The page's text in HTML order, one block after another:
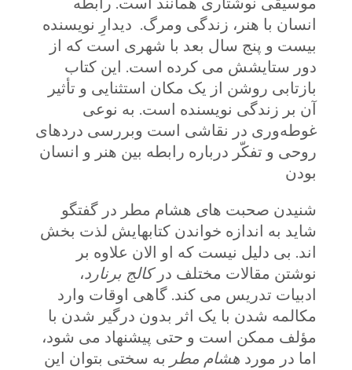
انسان با هنر، زندگی ومرگ. دیدارِ نویسنده
بیست و پنج سال بعد با شهری است که از
دور ستایشش می کرده است. این کتاب
بازتابی روشن از یک مکان استثنایی و تأثیر
آن بر زندگی نویسنده است. به نوعی
غوطه‌وری در نقاشی است وبررسی دردهای
روحی و تفکّر درباره رابطه بین هنر و انسان
بودن
شنیدن صحبت های هشام مطر در گفتگو
شاید به اندازه خواندن کتابهایش لذت بخش
اند. بی دلیل نیست که او الان علاوه بر
نوشتن مقالات مختلف در کالج برنارد،
ادبیات تدریس می کند. گاهی اوقات وارد
مکالمه شدن با یک اثر بدون درگیر شدن با
مؤلف ممکن است و حتی پیشنهاد می شود،
اما در مورد هشام مطر به سختی بتوان این